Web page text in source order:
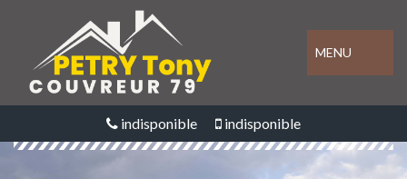
MENU
indisponible indisponible